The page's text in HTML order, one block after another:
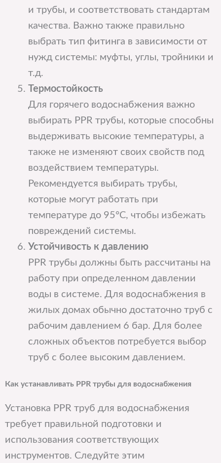
и трубы, и соответствовать стандартам
качества. Важно также правильно
выбрать тип фитинга в зависимости от
нужд системы: муфты, углы, тройники и
т.д.
Термостойкость
Для горячего водоснабжения важно
выбирать PPR трубы, которые способны
выдерживать высокие температуры, а
также не изменяют своих свойств под
воздействием температуры.
Рекомендуется выбирать трубы,
которые могут работать при
температуре до 95°C, чтобы избежать
повреждений системы.
Устойчивость к давлению
PPR трубы должны быть рассчитаны на
работу при определенном давлении
воды в системе. Для водоснабжения в
жилых домах обычно достаточно труб с
рабочим давлением 6 бар. Для более
сложных объектов потребуется выбор
труб с более высоким давлением.
Как устанавливать PPR трубы для водоснабжения
Установка PPR труб для водоснабжения
требует правильной подготовки и
использования соответствующих
инструментов. Следуйте этим